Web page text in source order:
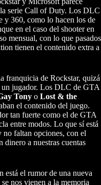
serie Call of Duty. Los DLC
360, como lo hacen los de
en el caso del shooter en
mensual, con lo que pasados
tienen el contenido extra a
franquicia de Rockstar, quizá
un jugador. Los DLC de GTA
Tony o Lost & the
el contenido del juego.
tan fuerte como el de GTA
entre modos. Lo que sí está
faltan opciones, con el
dinero a nuestras cuentas
el rumor de una nueva
nos vienen a la memoria